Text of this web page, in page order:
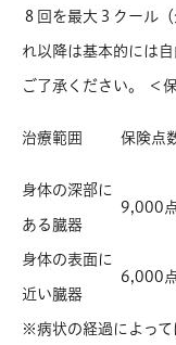
８回を最大３クール
れ以降は基本的には
ご了承ください。 ＜
治療範囲 保険点
身体の深部に
ある臓器
9,000
身体の表面に
近い臓器
6,000
※病状の経過によって